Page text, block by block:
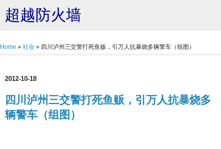
超越防火墙
Home » 社会 » 四川泸州三交警打死鱼贩，引万人抗暴烧多辆警车（组图）
2012-10-18
四川泸州三交警打死鱼贩，引万人抗暴烧多
辆警车（组图）